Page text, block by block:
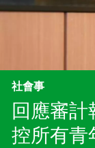
社會事
回應審
控所有青